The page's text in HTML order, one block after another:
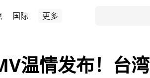
国际 更多
温情发布！台湾